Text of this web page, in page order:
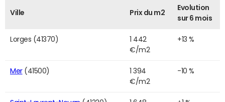
Ville Prix du m2
Evolution
sur 6 mois
Lorges (41370)
1 442
€/m2
+13 %
Mer(41500)
1 394
€/m2
-10 %